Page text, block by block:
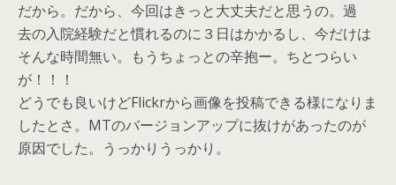
だから。だから、今回はきっと大丈夫だと思うの。過
去の入院経験だと慣れるのに３日はかかるし、今だけは
そんな時間無い。もうちょっとの辛抱ー。ちとつらい
が！！！
どうでも良いけどFlickrから画像を投稿できる様になりま
したとさ。MTのバージョンアップに抜けがあったのが
原因でした。うっかりうっかり。